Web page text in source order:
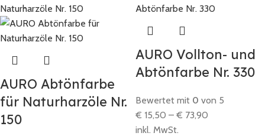
AURO Abtönfarbe
für Naturharzöle Nr.
150
AURO Vollton- und
Abtönfarbe Nr. 330
Bewertet mit 0 von 5
€ 15,50 – € 73,90
inkl. MwSt.